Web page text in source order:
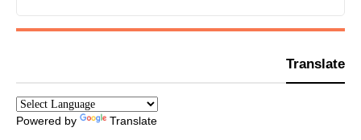
Translate
Powered by Translate